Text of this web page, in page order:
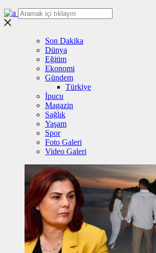
Son Dakika
Dünya
Eğitim
Ekonomi
Gündem
Türkiye
İpucu
Magazin
Sağlık
Yaşam
Spor
Foto Galeri
Video Galeri